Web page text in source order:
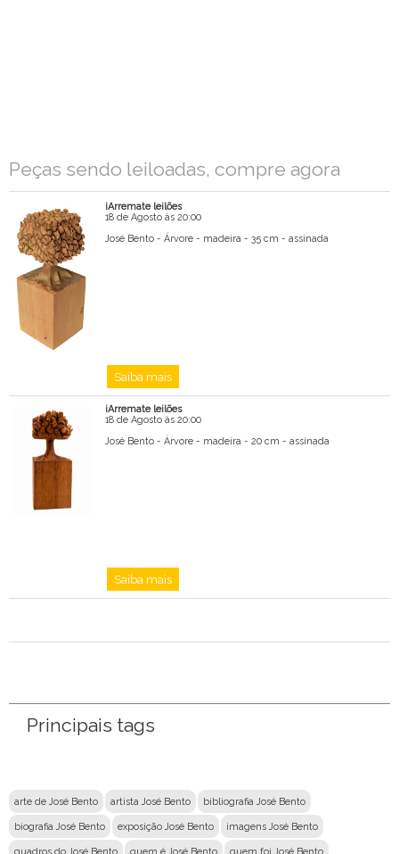
Peças sendo leiloadas, compre agora
iArremate leilões
18 de Agosto às 20:00
José Bento - Árvore - madeira - 35 cm - assinada
Saiba mais
iArremate leilões
18 de Agosto às 20:00
José Bento - Árvore - madeira - 20 cm - assinada
Saiba mais
Principais tags
arte de José Bento artista José Bento bibliografia José Bento
biografia José Bento exposição José Bento imagens José Bento
quadros do José Bento quem é José Bento quem foi José Bento